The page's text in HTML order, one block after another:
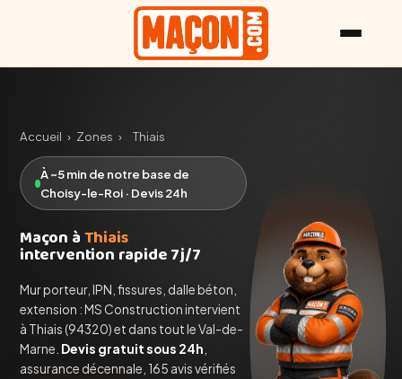
Accueil › Zones › Thiais
À ~5 min de notre base de
Choisy-le-Roi · Devis 24h
Maçon àThiais
intervention rapide 7j/7
Mur porteur, IPN, fissures, dalle béton,
extension : MS Construction intervient
à Thiais (94320) et dans tout le Val-de-
Marne. Devis gratuit sous 24h
assurance décennale, 165 avis vérifiés